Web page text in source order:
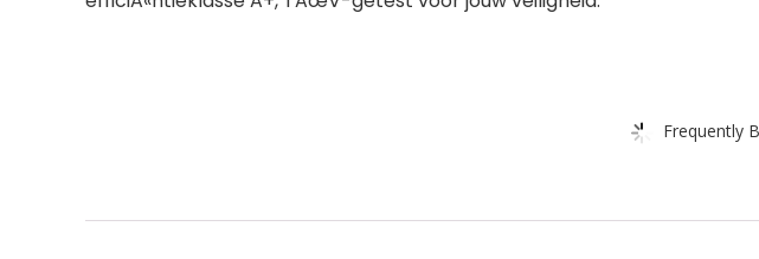
Frequently